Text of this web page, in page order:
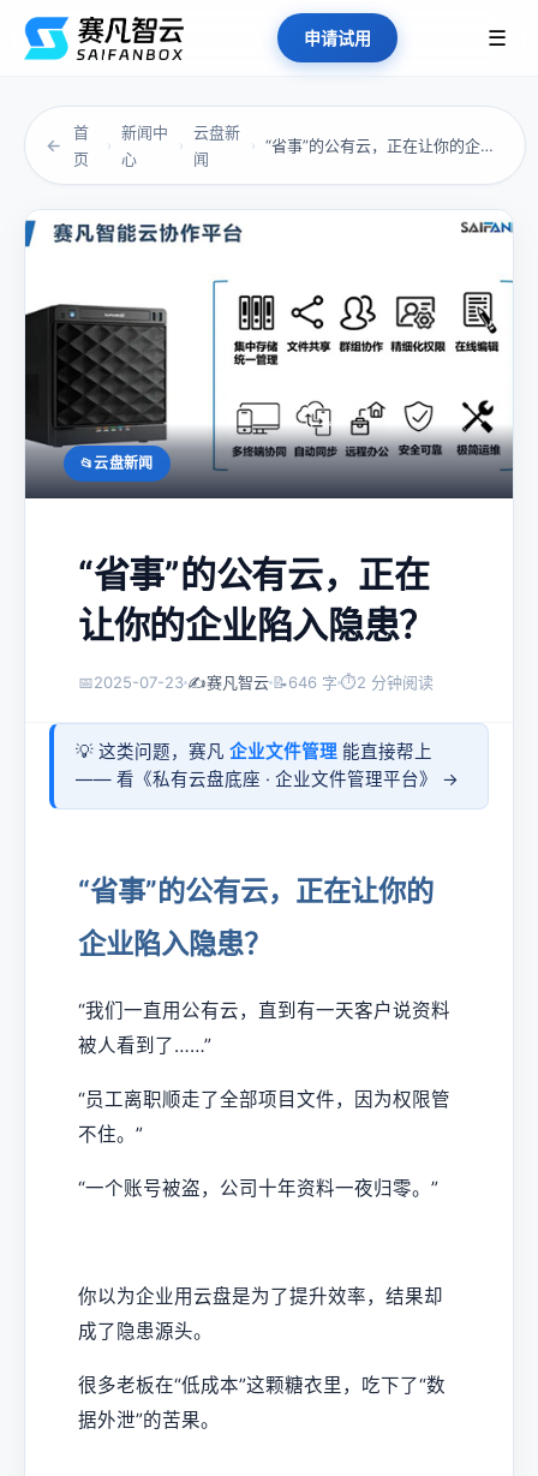
申请试用 ☰
←
首
页
›
新闻中
心
›
云盘新
闻
› “省事”的公有云，正在让你的企业陷入隐患？
云盘新闻
“省事”的公有云，正在
让你的企业陷入隐患？
📅2025-07-23 ✍️赛凡智云 📝646 字 ⏱2 分钟阅读
💡 这类问题，赛凡 企业文件管理 能直接帮上
—— 看《私有云盘底座 · 企业文件管理平台》 →
“省事”的公有云，正在让你的
企业陷入隐患？
“我们一直用公有云，直到有一天客户说资料
被人看到了……”
“员工离职顺走了全部项目文件，因为权限管
不住。”
“一个账号被盗，公司十年资料一夜归零。”
你以为企业用云盘是为了提升效率，结果却
成了隐患源头。
很多老板在“低成本”这颗糖衣里，吃下了“数
据外泄”的苦果。